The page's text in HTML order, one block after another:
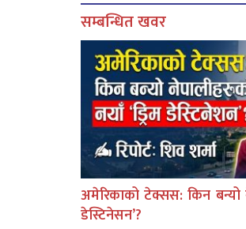
सम्बन्धित खवर
अमेरिकाको टेक्सस: किन बन्यो
डेस्टिनेसन’?